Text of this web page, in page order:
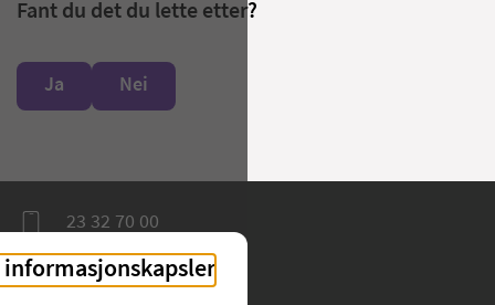
Fant du det du lette etter?
Ja Nei